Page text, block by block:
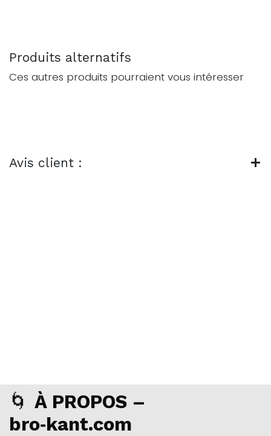
Produits alternatifs
Ces autres produits pourraient vous intéresser
Avis client :
🌀 À PROPOS –
bro‑kant.com